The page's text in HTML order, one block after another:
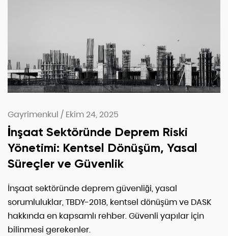
Gayrimenkul / Ekim 24, 2025
İnşaat Sektöründe Deprem Riski
Yönetimi: Kentsel Dönüşüm, Yasal
Süreçler ve Güvenlik
İnşaat sektöründe deprem güvenliği, yasal
sorumluluklar, TBDY-2018, kentsel dönüşüm ve DASK
hakkında en kapsamlı rehber. Güvenli yapılar için
bilinmesi gerekenler.